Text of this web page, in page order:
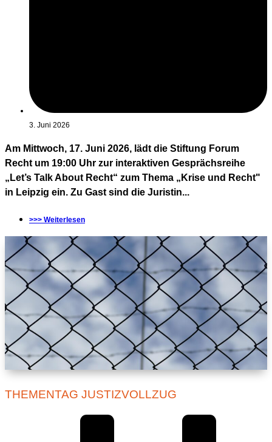
3. Juni 2026
Am Mittwoch, 17. Juni 2026, lädt die Stiftung Forum
Recht um 19:00 Uhr zur interaktiven Gesprächsreihe
„Let’s Talk About Recht“ zum Thema „Krise und Recht"
in Leipzig ein. Zu Gast sind die Juristin...
>>> Weiterlesen
THEMENTAG JUSTIZVOLLZUG